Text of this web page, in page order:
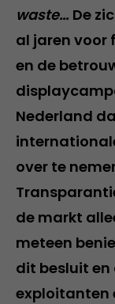
waste… De
al jaren voor
en de
Nederland
over te
de markt
meteen
dit besluit en
exploitanten